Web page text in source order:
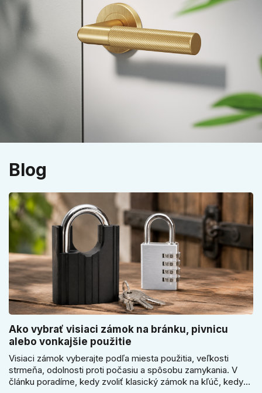
Blog
Ako vybrať visiaci zámok na bránku, pivnicu
alebo vonkajšie použitie
Visiaci zámok vyberajte podľa miesta použitia, veľkosti
strmeňa, odolnosti proti počasiu a spôsobu zamykania. V
článku poradíme, kedy zvoliť klasický zámok na kľúč, kedy